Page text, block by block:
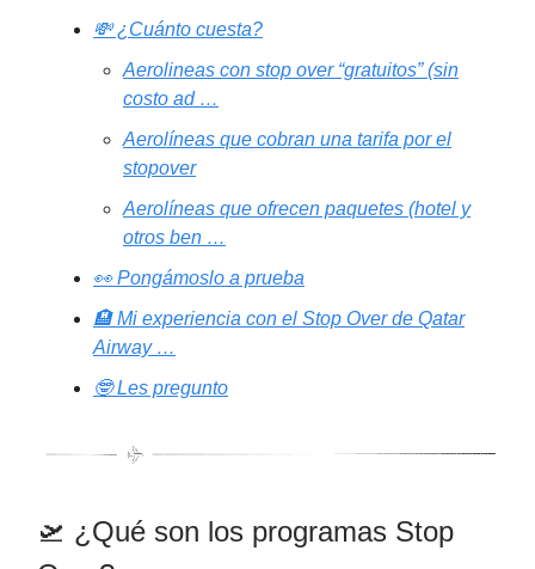
💸 ¿Cuánto cuesta?
Aerolineas con stop over “gratuitos” (sin
costo ad …
Aerolíneas que cobran una tarifa por el
stopover
Aerolíneas que ofrecen paquetes (hotel y
otros ben …
👀 Pongámoslo a prueba
🏨 Mi experiencia con el Stop Over de Qatar
Airway …
🤓 Les pregunto
🛫 ¿Qué son los programas Stop